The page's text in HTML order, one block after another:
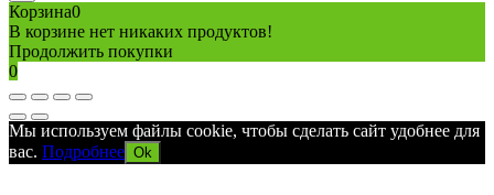
Корзина0
В корзине нет никаких продуктов!
Продолжить покупки
0
Мы используем файлы cookie, чтобы сделать сайт удобнее для
вас. Подробнее Ok